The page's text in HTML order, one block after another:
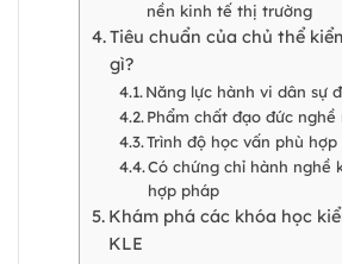
nền kinh tế thị trường
Tiêu chuẩn của chủ thể
gì?
Năng lực hành vi dân sự
Phẩm chất đạo đức nghề
Trình độ học vấn phù hợp
Có chứng chỉ hành nghề
hợp pháp
Khám phá các khóa học
KLE